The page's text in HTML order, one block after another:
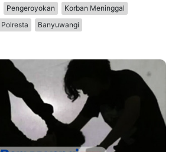
Pengeroyokan
Korban Meninggal
Polresta Banyuwangi